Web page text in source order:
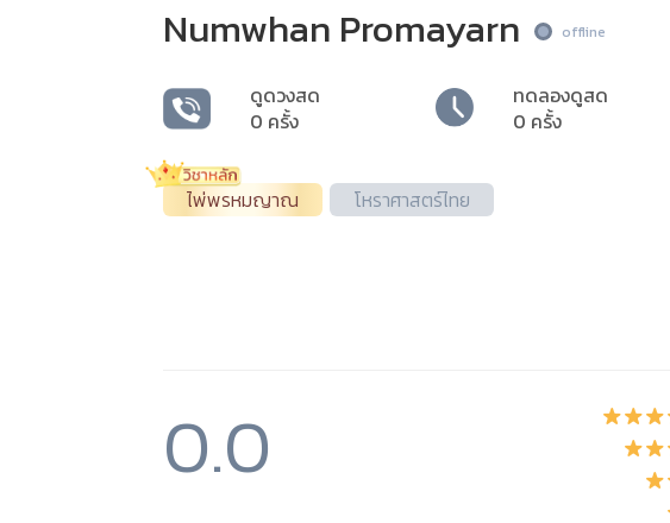
Numwhan Promayarn offline
ดูดวงสด
0 ครั้ง
ทดลองดูสด
0 ครั้ง
ไพ่พรหมญาณ โหราศาสตร์ไทย
0.0